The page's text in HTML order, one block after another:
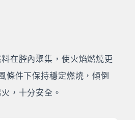
在腔內聚集，使火焰燃燒更
條件下保持穩定燃燒，傾倒
，十分安全。